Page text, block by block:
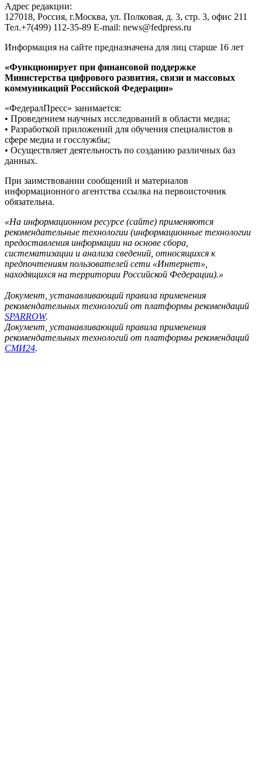
Адрес редакции:
127018, Россия, г.Москва, ул. Полковая, д. 3, стр. 3, офис 211
Тел.+7(499) 112-35-89 E-mail: news@fedpress.ru
Информация на сайте предназначена для лиц старше 16 лет
«Функционирует при финансовой поддержке
Министерства цифрового развития, связи и массовых
коммуникаций Российской Федерации»
«ФедералПресс» занимается:
• Проведением научных исследований в области медиа;
• Разработкой приложений для обучения специалистов в
сфере медиа и госслужбы;
• Осуществляет деятельность по созданию различных баз
данных.
При заимствовании сообщений и материалов
информационного агентства ссылка на первоисточник
обязательна.
«На информационном ресурсе (сайте) применяются
рекомендательные технологии (информационные технологии
предоставления информации на основе сбора,
систематизации и анализа сведений, относящихся к
предпочтениям пользователей сети «Интернет»,
находящихся на территории Российской Федерации).»
Документ, устанавливающий правила применения
рекомендательных технологий от платформы рекомендаций
SPARROW.
Документ, устанавливающий правила применения
рекомендательных технологий от платформы рекомендаций
СМИ24.